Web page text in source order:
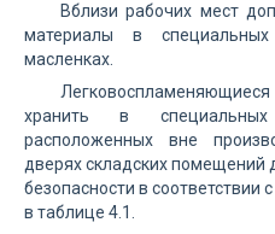
Вблизи рабочих мест
материалы в
масленках.
хранить в
расположенных вне
дверях складских
безопасности в соответствии
в таблице 4.1.